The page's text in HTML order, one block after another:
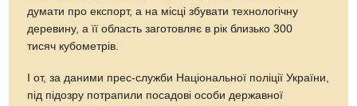
думати про експорт, а на місці збувати технологічну
деревину, а її область заготовляє в рік близько 300
тисяч кубометрів.
І от, за даними прес-служби Національної поліції України,
під підозру потрапили посадові особи державної